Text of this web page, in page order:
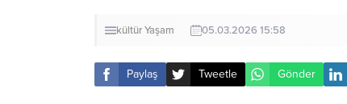
kültürYaşam 05.03.2026 15:58
Paylaş Tweetle Gönder